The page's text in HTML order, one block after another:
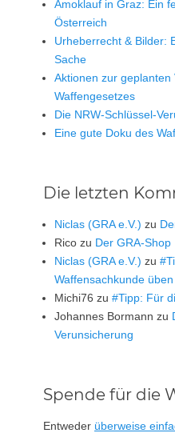
Amoklauf in Graz: Ein
Österreich
Urheberrecht & Bilder:
Sache
Aktionen zur geplanten
Waffengesetzes
Die NRW-Schlüssel-
Eine gute Doku des
Die letzten
Niclas (GRA e.V.) zu
Rico zu Der GRA-Shop
Niclas (GRA e.V.) zu
Waffensachkunde üben
Michi76 zu #Tipp: Für
Johannes Bormann zu
Verunsicherung
Spende für die
Entweder überweise